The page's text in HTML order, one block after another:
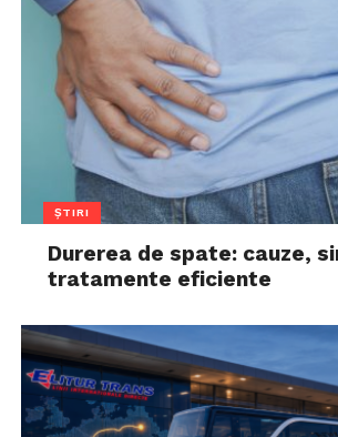
ȘTIRI
Durerea de spate: cauze,
tratamente eficiente